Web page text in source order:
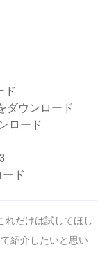
ド
ダウンロード
ロード
ド
れだけは試してほし
紹介したいと思い